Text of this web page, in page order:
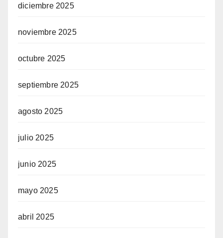
diciembre 2025
noviembre 2025
octubre 2025
septiembre 2025
agosto 2025
julio 2025
junio 2025
mayo 2025
abril 2025